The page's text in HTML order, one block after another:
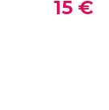
15 €